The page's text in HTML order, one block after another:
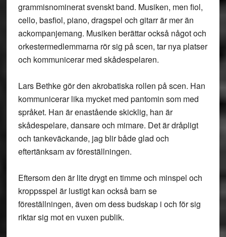
grammisnominerat svenskt band. Musiken, men fiol,
cello, basfiol, piano, dragspel och gitarr är mer än
ackompanjemang. Musiken berättar också något och
orkestermedlemmarna rör sig på scen, tar nya platser
och kommunicerar med skådespelaren.
Lars Bethke gör den akrobatiska rollen på scen. Han
kommunicerar lika mycket med pantomin som med
språket. Han är enastående skicklig, han är
skådespelare, dansare och mimare. Det är dråpligt
och tankeväckande, jag blir både glad och
eftertänksam av föreställningen.
Eftersom den är lite drygt en timme och minspel och
kroppsspel är lustigt kan också barn se
föreställningen, även om dess budskap i och för sig
riktar sig mot en vuxen publik.